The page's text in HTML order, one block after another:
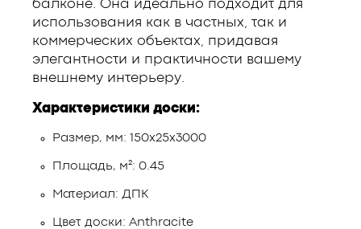
балконе. Она идеально подходит для
использования как в частных, так и
коммерческих объектах, придавая
элегантности и практичности вашему
внешнему интерьеру.
Характеристики доски:
Размер, мм: 150х25х3000
Площадь, м²: 0.45
Материал: ДПК
Цвет доски: Anthracite